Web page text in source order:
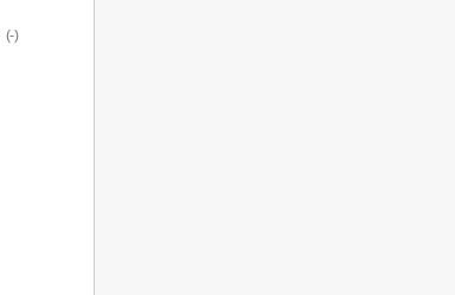
(-)